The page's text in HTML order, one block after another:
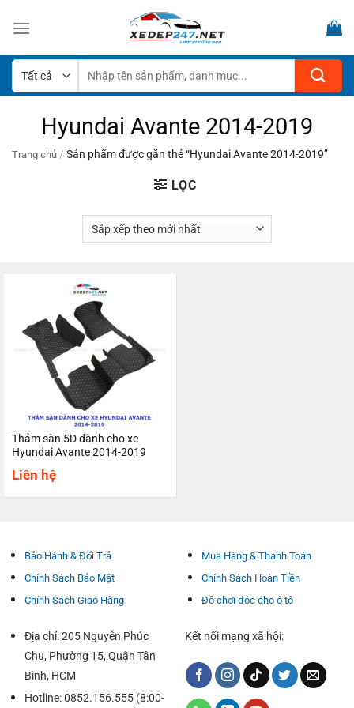
qua
dung
kiếm:
Hyundai Avante 2014-2019
Trang chủ / Sản phẩm được gắn thẻ “Hyundai Avante 2014-2019”
LỌC
Thảm sàn 5D dành cho xe
Hyundai Avante 2014-2019
Liên hệ
Bảo Hành & Đổi Trả
Chính Sách Bảo Mật
Chính Sách Giao Hàng
Mua Hàng & Thanh Toán
Chính Sách Hoàn Tiền
Đồ chơi độc cho ô tô
Địa chỉ: 205 Nguyễn Phúc
Chu, Phường 15, Quận Tân
Bình, HCM
Hotline: 0852.156.555 (8:00-
Kết nối mạng xã hội: